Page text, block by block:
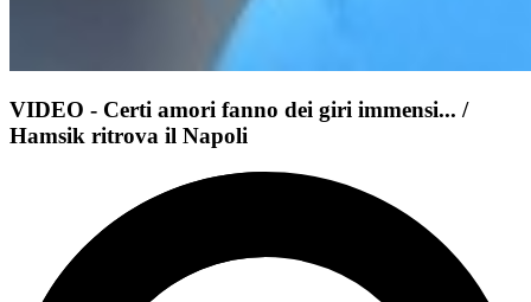
VIDEO - Certi amori fanno dei giri immensi... /
Hamsik ritrova il Napoli